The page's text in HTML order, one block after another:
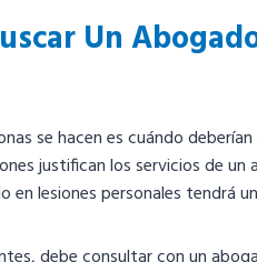
Un
se hacen es cuándo
justifican los servicios de
en lesiones personales tendrá